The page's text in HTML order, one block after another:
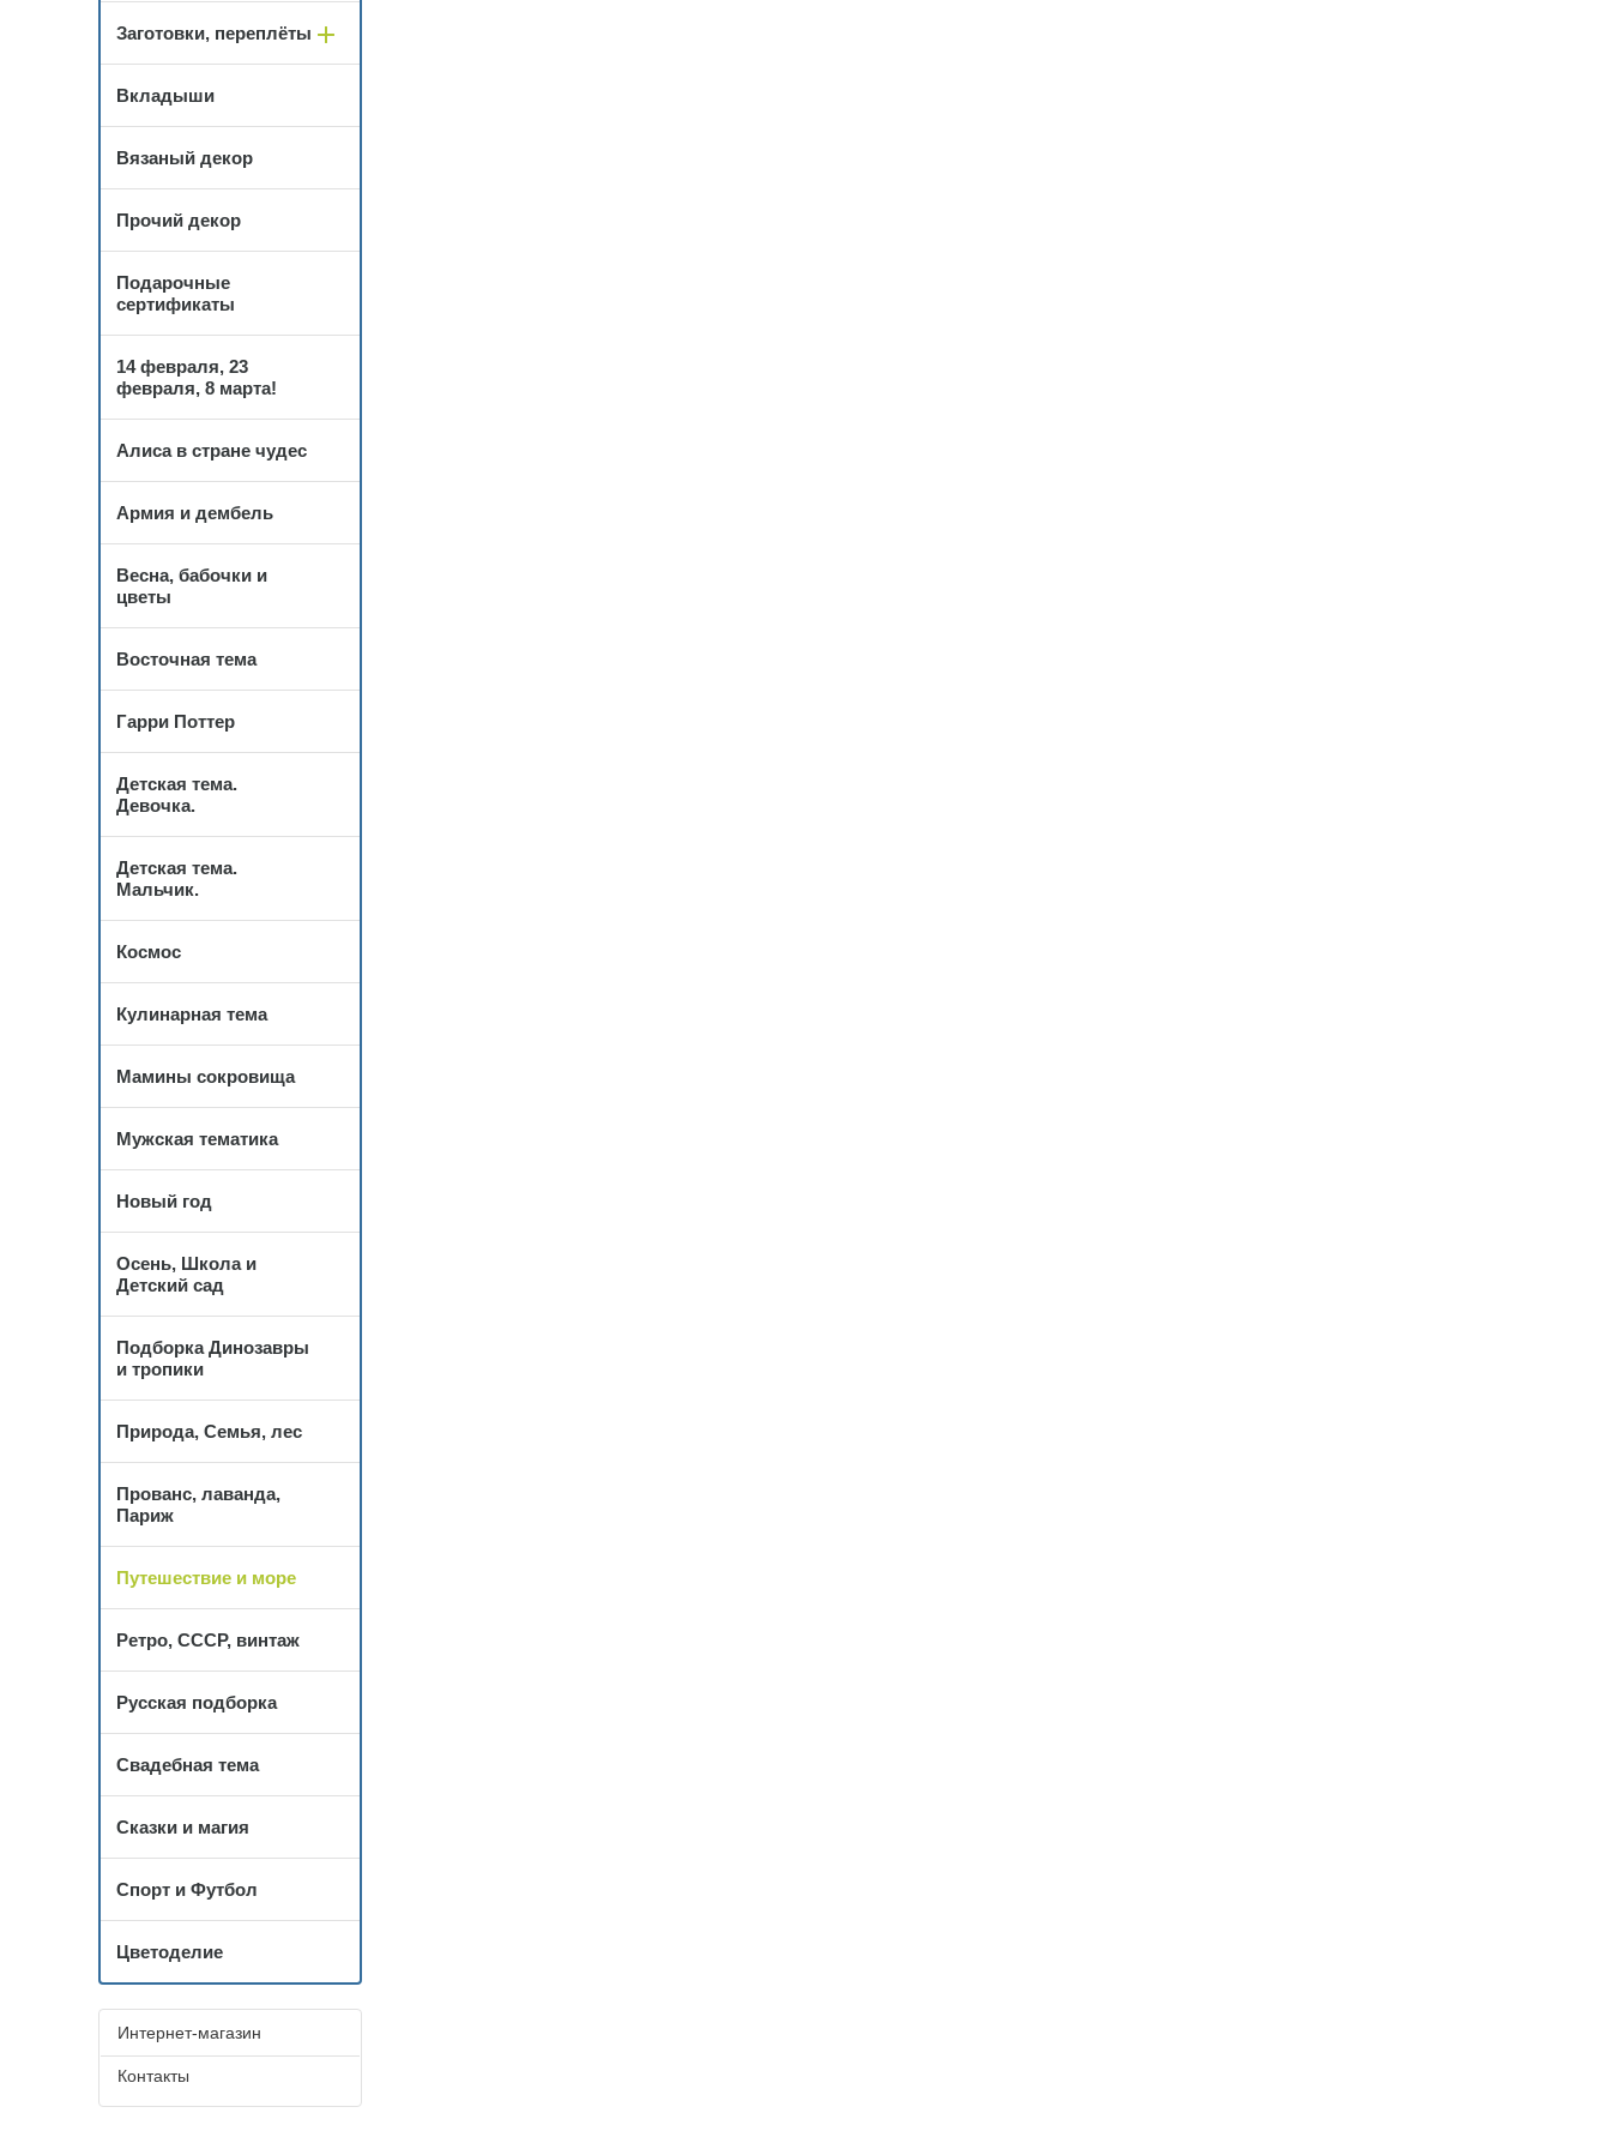
Заготовки, переплёты
Вкладыши
Вязаный декор
Прочий декор
Подарочные
сертификаты
14 февраля, 23
февраля, 8 марта!
Алиса в стране чудес
Армия и дембель
Весна, бабочки и
цветы
Восточная тема
Гарри Поттер
Детская тема.
Девочка.
Детская тема.
Мальчик.
Космос
Кулинарная тема
Мамины сокровища
Мужская тематика
Новый год
Осень, Школа и
Детский сад
Подборка Динозавры
и тропики
Природа, Семья, лес
Прованс, лаванда,
Париж
Путешествие и море
Ретро, СССР, винтаж
Русская подборка
Свадебная тема
Сказки и магия
Спорт и Футбол
Цветоделие
Интернет-магазин
Контакты